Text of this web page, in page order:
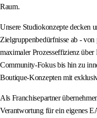
Raum.
Unsere Studiokonzepte decken
Zielgruppenbedürfnisse ab -
maximaler Prozesseffizienz
Community-Fokus bis hin zu
Boutique-Konzepten mit
Als Franchisepartner
Verantwortung für ein eigenes